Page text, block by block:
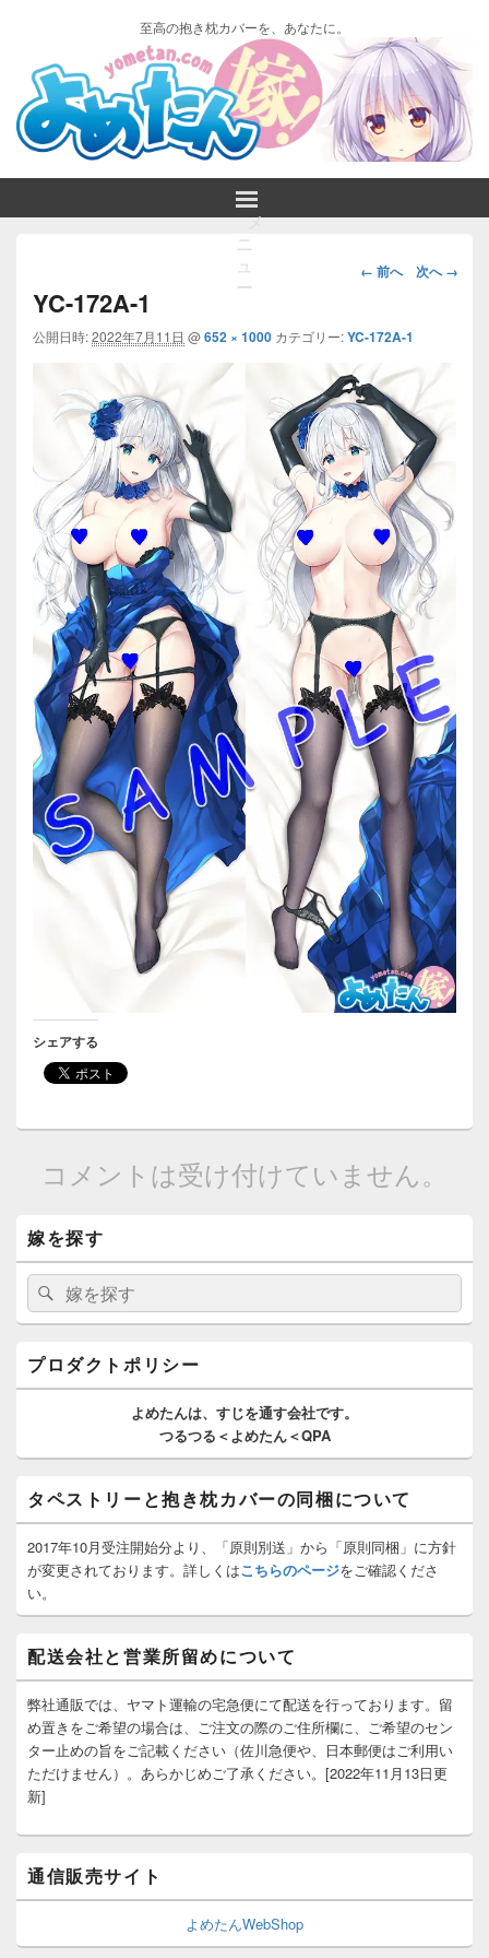
至高の抱き枕カバーを、あなたに。
メ
ニ
ュ
ー
画
ビ
ー
シ
ョ
ン
← 前へ 次へ →
YC-172A-1
公開日時:2022年7月11日 @652 × 1000 カテゴリー:YC-172A-1
シェアする
コメントは受け付けていません。
イ
ン
サ
ド
ー
ッ
エ
リ
ア
嫁を探す
検
索:
検
索
プロダクトポリシー
よめたんは、 すじを通す会社です。
つるつる＜よめたん＜QPA
タペストリーと抱き枕カバーの同梱について
2017年10月受注開始分より、「原則別送」から「原則同梱」に方針
が変更されております。詳しくはこちらのページをご確認くださ
い。
配送会社と営業所留めについて
弊社通販では、ヤマト運輸の宅急便にて配送を行っております。留
め置きをご希望の場合は、ご注文の際のご住所欄に、ご希望のセン
ター止めの旨をご記載ください（佐川急便や、日本郵便はご利用い
ただけません）。あらかじめご了承ください。[2022年11月13日更
新]
通信販売サイト
よめたんWebShop